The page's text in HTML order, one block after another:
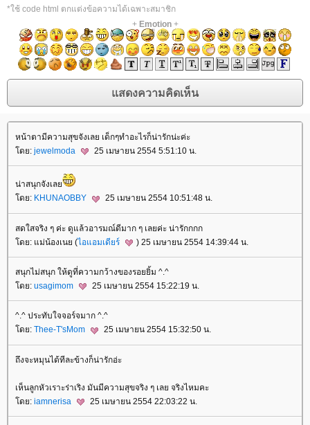
*ใช้ code html ตกแต่งข้อความได้เฉพาะสมาชิก
+ Emotion+
หน้าตามีความสุขจังเลย เด็กๆทำอะไรก็น่ารักน่ะค่ะ
ดย: jewelmoda 25 เมษายน 2554 5:51:10 น.
น่าสนุกจังเล
ดย: KHUNAOBBY 25 เมษายน 2554 10:51:48 น.
สดใสจริง ๆ ค่ะ ดูแล้วอารมณ์ดีมาก ๆ เลยค่ะ น่ารักกกก
ดย: แม่น้องเนย (ไอแอมเดียร์ ) 25 เมษายน 2554 14:39:44 น.
สนุกไม่สนุก ให้ดูที่ความกว้างของรอยยิ้ม ^.^
ดย: usagimom 25 เมษายน 2554 15:22:19 น.
^.^ ประทับใจจอร์จมาก ^.^
ดย: Thee-T'sMom 25 เมษายน 2554 15:32:50 น.
ถึงจะหมุนได้ทีละข้างก็น่ารักอ่ะ
เห็นลูกหัวเราะร่าเริง มันมีความสุขจริง ๆ เลย จริงไหมคะ
ดย: iamnerisa 25 เมษายน 2554 22:03:22 น.